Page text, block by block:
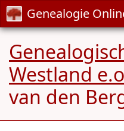
Genealogie
Westland
van den